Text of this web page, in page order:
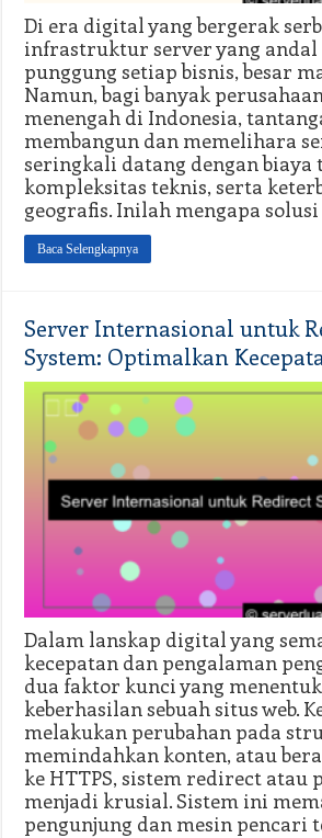
Di era digital yang bergerak
infrastruktur server yang
punggung setiap bisnis, besar
Namun, bagi banyak
menengah di Indonesia,
membangun dan memelihara
seringkali datang dengan biaya
kompleksitas teknis, serta
geografis. Inilah mengapa
Baca Selengkapnya
Server Internasional untuk
System: Optimalkan
Dalam lanskap digital yang
kecepatan dan pengalaman
dua faktor kunci yang
keberhasilan sebuah situs web.
melakukan perubahan pada
memindahkan konten, atau
ke HTTPS, sistem redirect atau
menjadi krusial. Sistem ini
pengunjung dan mesin pencari